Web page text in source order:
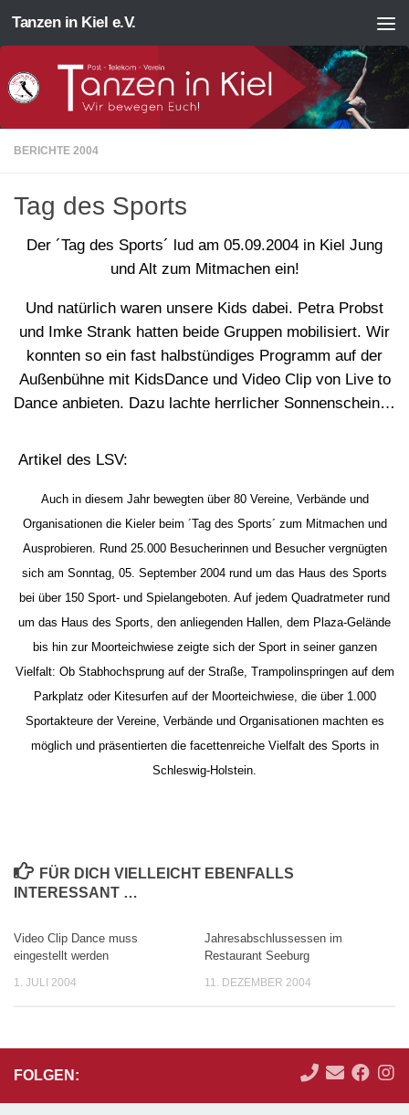
Zum Inhalt springen
Tanzen in Kiel e.V.
BERICHTE 2004
Tag des Sports
Der ´Tag des Sports´ lud am 05.09.2004 in Kiel Jung
und Alt zum Mitmachen ein!
Und natürlich waren unsere Kids dabei. Petra Probst
und Imke Strank hatten beide Gruppen mobilisiert. Wir
konnten so ein fast halbstündiges Programm auf der
Außenbühne mit KidsDance und Video Clip von Live to
Dance anbieten. Dazu lachte herrlicher Sonnenschein…
Artikel des LSV:
Auch in diesem Jahr bewegten über 80 Vereine, Verbände und
Organisationen die Kieler beim ´Tag des Sports´ zum Mitmachen und
Ausprobieren. Rund 25.000 Besucherinnen und Besucher vergnügten
sich am Sonntag, 05. September 2004 rund um das Haus des Sports
bei über 150 Sport- und Spielangeboten. Auf jedem Quadratmeter rund
um das Haus des Sports, den anliegenden Hallen, dem Plaza-Gelände
bis hin zur Moorteichwiese zeigte sich der Sport in seiner ganzen
Vielfalt: Ob Stabhochsprung auf der Straße, Trampolinspringen auf dem
Parkplatz oder Kitesurfen auf der Moorteichwiese, die über 1.000
Sportakteure der Vereine, Verbände und Organisationen machten es
möglich und präsentierten die facettenreiche Vielfalt des Sports in
Schleswig-Holstein.
FÜR DICH VIELLEICHT EBENFALLS
INTERESSANT …
Video Clip Dance muss
eingestellt werden
1. JULI 2004
Jahresabschlussessen im
Restaurant Seeburg
11. DEZEMBER 2004
FOLGEN: